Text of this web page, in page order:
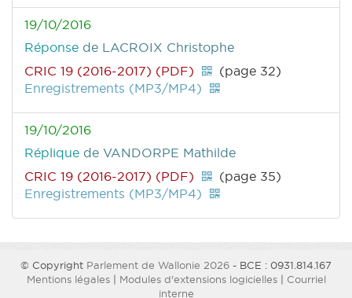
19/10/2016
Réponse de LACROIX Christophe
CRIC 19 (2016-2017) (PDF)
(page 32)
Enregistrements (MP3/MP4)
19/10/2016
Réplique de VANDORPE Mathilde
CRIC 19 (2016-2017) (PDF)
(page 35)
Enregistrements (MP3/MP4)
© Copyright Parlement de Wallonie 2026 - BCE : 0931.814.167
Mentions légales| Modules d'extensions logicielles| Courriel
interne